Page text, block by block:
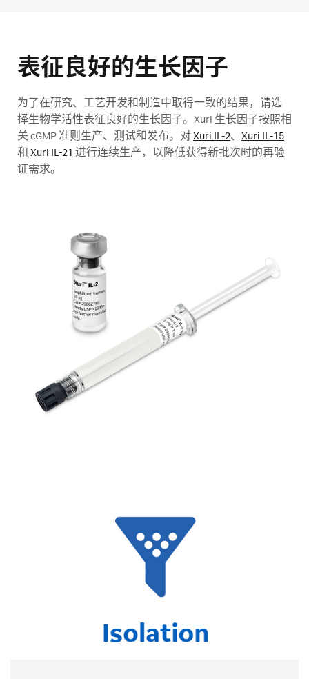
表征良好的生长因子
为了在研究、工艺开发和制造中取得一致的结果，请选
择生物学活性表征良好的生长因子。Xuri 生长因子按照相
关 cGMP 准则生产、测试和发布。对Xuri IL-2、 Xuri IL-15
和 Xuri IL-21 进行连续生产，以降低获得新批次时的再验
证需求。